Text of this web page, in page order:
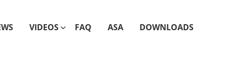
VIDEOS FAQ ASA DOWNLOADS